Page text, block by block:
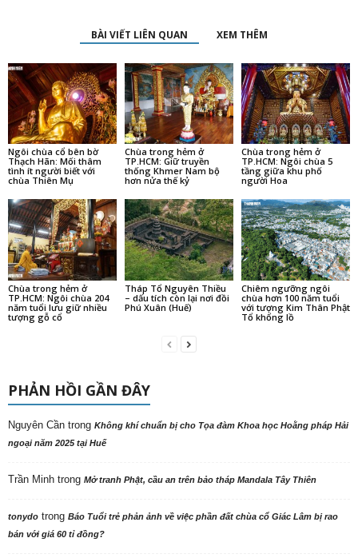
BÀI VIẾT LIÊN QUAN XEM THÊM
Ngôi chùa cổ bên bờ
Thạch Hãn: Mối thâm
tình ít người biết với
chùa Thiên Mụ
Chùa trong hẻm ở
TP.HCM: Giữ truyền
thống Khmer Nam bộ
hơn nửa thế kỷ
Chùa trong hẻm ở
TP.HCM: Ngôi chùa 5
tầng giữa khu phố
người Hoa
Chùa trong hẻm ở
TP.HCM: Ngôi chùa 204
năm tuổi lưu giữ nhiều
tượng gỗ cổ
Tháp Tổ Nguyên Thiều
– dấu tích còn lại nơi đồi
Phú Xuân (Huế)
Chiêm ngưỡng ngôi
chùa hơn 100 năm tuổi
với tượng Kim Thân Phật
Tổ khổng lồ
PHẢN HỒI GẦN ĐÂY
Nguyên Cần trong Không khí chuẩn bị cho Tọa đàm Khoa học Hoằng pháp Hải
ngoại năm 2025 tại Huế
Trần Minh trong Mở tranh Phật, cầu an trên bảo tháp Mandala Tây Thiên
tonydo trong Báo Tuổi trẻ phản ảnh về việc phần đất chùa cổ Giác Lâm bị rao
bán với giá 60 tỉ đồng?